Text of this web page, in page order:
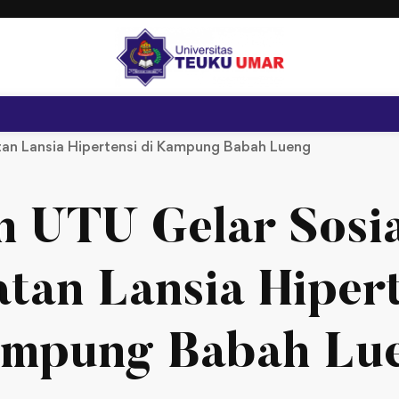
Lansia Hipertensi di Kampung Babah Lueng
UTU Gelar
Lansia
Babah